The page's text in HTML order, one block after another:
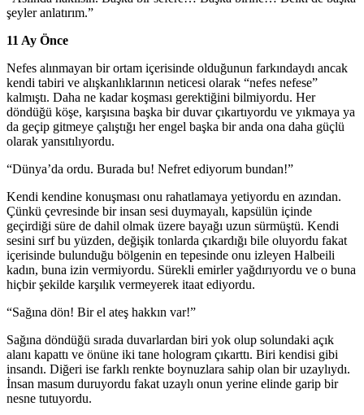
şeyler anlatırım.”
11 Ay Önce
Nefes alınmayan bir ortam içerisinde olduğunun farkındaydı ancak
kendi tabiri ve alışkanlıklarının neticesi olarak “nefes nefese”
kalmıştı. Daha ne kadar koşması gerektiğini bilmiyordu. Her
döndüğü köşe, karşısına başka bir duvar çıkartıyordu ve yıkmaya ya
da geçip gitmeye çalıştığı her engel başka bir anda ona daha güçlü
olarak yansıtılıyordu.
“Dünya’da ordu. Burada bu! Nefret ediyorum bundan!”
Kendi kendine konuşması onu rahatlamaya yetiyordu en azından.
Çünkü çevresinde bir insan sesi duymayalı, kapsülün içinde
geçirdiği süre de dahil olmak üzere bayağı uzun sürmüştü. Kendi
sesini sırf bu yüzden, değişik tonlarda çıkardığı bile oluyordu fakat
içerisinde bulunduğu bölgenin en tepesinde onu izleyen Halbeili
kadın, buna izin vermiyordu. Sürekli emirler yağdırıyordu ve o buna
hiçbir şekilde karşılık vermeyerek itaat ediyordu.
“Sağına dön! Bir el ateş hakkın var!”
Sağına döndüğü sırada duvarlardan biri yok olup solundaki açık
alanı kapattı ve önüne iki tane hologram çıkarttı. Biri kendisi gibi
insandı. Diğeri ise farklı renkte boynuzlara sahip olan bir uzaylıydı.
İnsan masum duruyordu fakat uzaylı onun yerine elinde garip bir
nesne tutuyordu.